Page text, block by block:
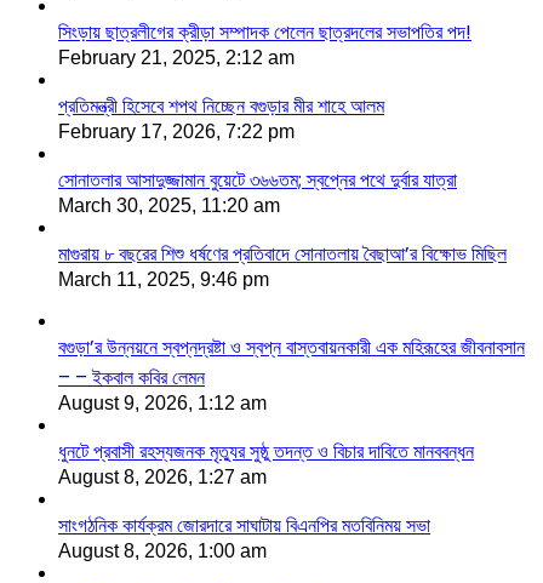
সিংড়ায় ছাত্রলীগের ক্রীড়া সম্পাদক পেলেন ছাত্রদলের সভাপতির পদ!
February 21, 2025, 2:12 am
প্রতিমন্ত্রী হিসেবে শপথ নিচ্ছেন বগুড়ার মীর শাহে আলম
February 17, 2026, 7:22 pm
সোনাতলার আসাদুজ্জামান বুয়েটে ৩৬৬তম; স্বপ্নের পথে দুর্বার যাত্রা
March 30, 2025, 11:20 am
মাগুরায় ৮ বছরের শিশু ধর্ষণের প্রতিবাদে সোনাতলায় বৈছাআ’র বিক্ষোভ মিছিল
March 11, 2025, 9:46 pm
বগুড়া’র উন্নয়নে স্বপ্নদ্রষ্টা ও স্বপ্ন বাস্তবায়নকারী এক মহিরূহের জীবনাবসান
– – ইকবাল কবির লেমন
August 9, 2026, 1:12 am
ধুনটে প্রবাসী রহস্যজনক মৃত্যুর সুষ্ঠু তদন্ত ও বিচার দাবিতে মানববন্ধন
August 8, 2026, 1:27 am
সাংগঠনিক কার্যক্রম জোরদারে সাঘাটায় বিএনপির মতবিনিময় সভা
August 8, 2026, 1:00 am